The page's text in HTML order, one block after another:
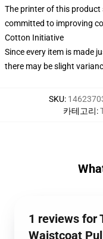
The printer of this
committed to improving
Cotton Initiative
Since every item is made
there may be slight
SKU:
카테고리:
1 reviews for
Waistcoat